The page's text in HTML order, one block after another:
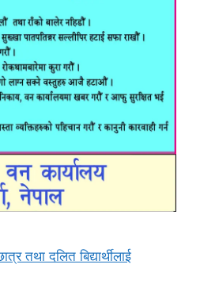
तथा दलित बिद्यार्थीलाई